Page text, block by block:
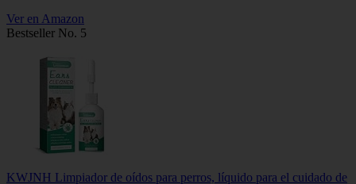
Ver en Amazon
Bestseller No. 5
KWJNH Limpiador de oídos para perros, líquido para el cuidado de